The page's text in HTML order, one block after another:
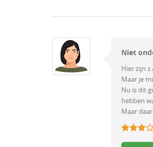
Niet
Hier zijn
Maar je
Nu is dit
hebben
Maar